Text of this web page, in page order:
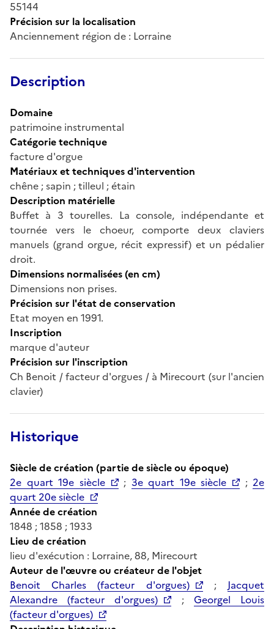
55144
Précision sur la localisation
Anciennement région de : Lorraine
Description
Domaine
patrimoine instrumental
Catégorie technique
facture d'orgue
Matériaux et techniques d'intervention
chêne ; sapin ; tilleul ; étain
Description matérielle
Buffet à 3 tourelles. La console, indépendante et
tournée vers le choeur, comporte deux claviers
manuels (grand orgue, récit expressif) et un pédalier
droit.
Dimensions normalisées (en cm)
Dimensions non prises.
Précision sur l'état de conservation
Etat moyen en 1991.
Inscription
marque d'auteur
Précision sur l'inscription
Ch Benoit / facteur d'orgues / à Mirecourt (sur l'ancien
clavier)
Historique
Siècle de création (partie de siècle ou époque)
2e quart 19e siècle
; 3e quart 19e siècle ; 2e
quart 20e siècle
Année de création
1848 ; 1858 ; 1933
Lieu de création
lieu d'exécution : Lorraine, 88, Mirecourt
Auteur de l'œuvre ou créateur de l'objet
Benoit Charles (facteur d'orgues)
; Jacquet
Alexandre (facteur d'orgues)
; Georgel Louis
(facteur d'orgues)